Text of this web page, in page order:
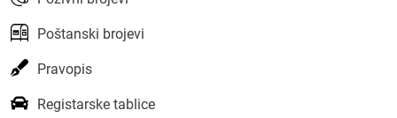
Poštanski brojevi
Pravopis
Registarske tablice